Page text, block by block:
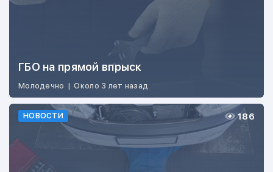
ГБО на прямой впрыск
Молодечно | Около 3 лет назад
НОВОСТИ 186